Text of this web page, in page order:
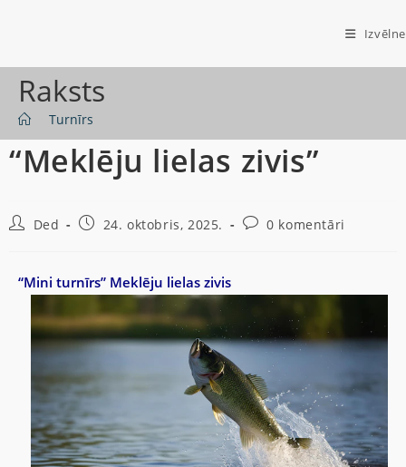
Izvēlne
Raksts
Turnīrs
“Meklēju lielas zivis”
Ded 24. oktobris, 2025. 0 komentāri
“Mini turnīrs” Meklēju lielas zivis